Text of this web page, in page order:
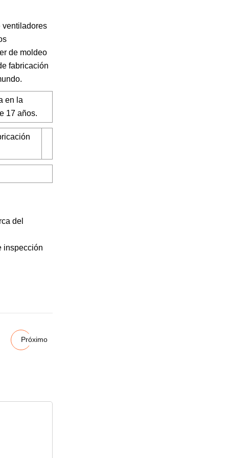
ventiladores
de moldeo
fabricación
en la
17 años.
del
inspección
Próximo